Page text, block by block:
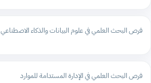
فرص البحث العلمي في علوم البيانات والذكاء الاصطناعي
فرص البحث العلمي في الإدارة المستدامة للموارد